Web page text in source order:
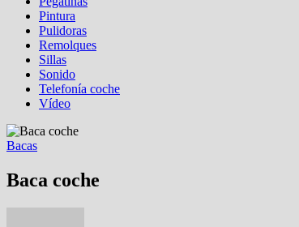
Pintura
Pulidoras
Remolques
Sillas
Sonido
Telefonía coche
Vídeo
Bacas
Baca coche